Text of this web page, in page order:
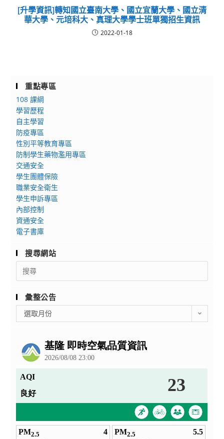
[升學資訊]轉知國立臺南大學、國立宜蘭大學、國立清
華大學、元培科大、真理大學學士班單獨招生資訊
2022-01-18
重點專區
108 課綱
學習歷程
自主學習
防疫專區
性別平等教育專區
防制學生藥物濫用專區
交通安全
學生團體保險
職業安全衛生
學生申訴專區
內部控制
資通安全
電子書庫
搜尋網站
Search
for:
彙整公告
整
選取月份